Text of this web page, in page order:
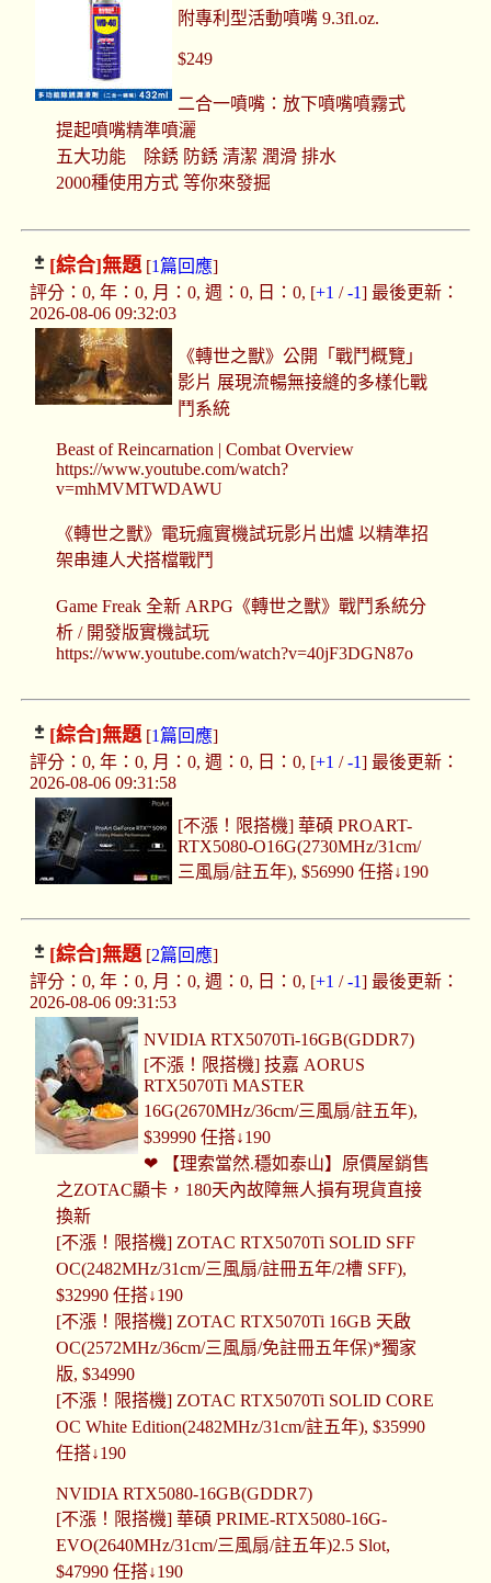
附專利型活動噴嘴 9.3fl.oz.
$249
二合一噴嘴：放下噴嘴噴霧式
提起噴嘴精準噴灑
五大功能 除銹 防銹 清潔 潤滑 排水
2000種使用方式 等你來發掘
[綜合]無題[1篇回應]
評分：0, 年：0, 月：0, 週：0, 日：0, [+1 /-1] 最後更新：
2026-08-06 09:32:03
《轉世之獸》公開「戰鬥概覽」
影片 展現流暢無接縫的多樣化戰
鬥系統
Beast of Reincarnation | Combat Overview
https://www.youtube.com/watch?
v=mhMVMTWDAWU
《轉世之獸》電玩瘋實機試玩影片出爐 以精準招
架串連人犬搭檔戰鬥
Game Freak 全新 ARPG《轉世之獸》戰鬥系統分
析 / 開發版實機試玩
https://www.youtube.com/watch?v=40jF3DGN87o
[綜合]無題[1篇回應]
評分：0, 年：0, 月：0, 週：0, 日：0, [+1 /-1] 最後更新：
2026-08-06 09:31:58
[不漲！限搭機] 華碩 PROART-
RTX5080-O16G(2730MHz/31cm/
三風扇/註五年), $56990 任搭↓190
[綜合]無題[2篇回應]
評分：0, 年：0, 月：0, 週：0, 日：0, [+1 /-1] 最後更新：
2026-08-06 09:31:53
NVIDIA RTX5070Ti-16GB(GDDR7)
[不漲！限搭機] 技嘉 AORUS
RTX5070Ti MASTER
16G(2670MHz/36cm/三風扇/註五年),
$39990 任搭↓190
❤ 【理索當然.穩如泰山】原價屋銷售
之ZOTAC顯卡，180天內故障無人損有現貨直接
換新
[不漲！限搭機] ZOTAC RTX5070Ti SOLID SFF
OC(2482MHz/31cm/三風扇/註冊五年/2槽 SFF),
$32990 任搭↓190
[不漲！限搭機] ZOTAC RTX5070Ti 16GB 天啟
OC(2572MHz/36cm/三風扇/免註冊五年保)*獨家
版, $34990
[不漲！限搭機] ZOTAC RTX5070Ti SOLID CORE
OC White Edition(2482MHz/31cm/註五年), $35990
任搭↓190
NVIDIA RTX5080-16GB(GDDR7)
[不漲！限搭機] 華碩 PRIME-RTX5080-16G-
EVO(2640MHz/31cm/三風扇/註五年)2.5 Slot,
$47990 任搭↓190